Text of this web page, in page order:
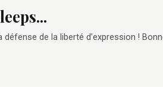
de la liberté d’expression !